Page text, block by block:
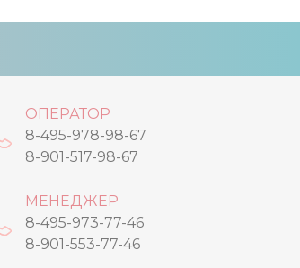
ОПЕРАТОР
8-495-978-98-67
8-901-517-98-67
МЕНЕДЖЕР
8-495-973-77-46
8-901-553-77-46